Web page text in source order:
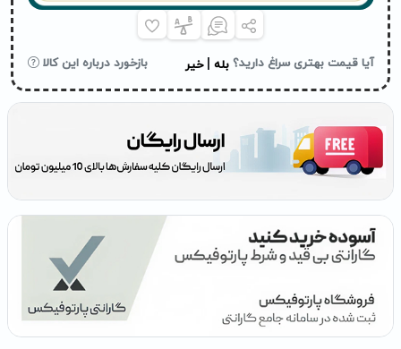
آیا قیمت بهتری سراغ دارید؟ بله خیر بازخورد درباره این کالا